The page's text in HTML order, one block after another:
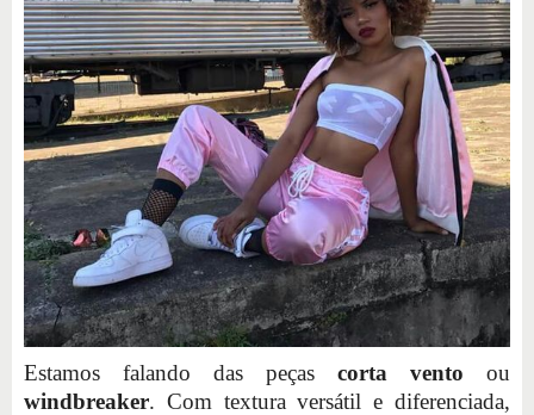
Estamos falando das peças corta vento ou
windbreaker. Com textura versátil e diferenciada,